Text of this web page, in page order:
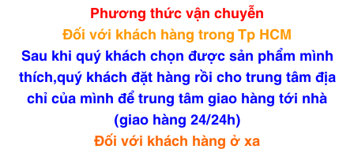
Phương thức vận chuyễn
Đối với khách hàng trong Tp HCM
Sau khi quý khách chọn được sản phẩm mình
thích,quý khách đặt hàng rồi cho trung tâm địa
chỉ của mình để trung tâm giao hàng tới nhà
(giao hàng 24/24h)
Đối với khách hàng ở xa